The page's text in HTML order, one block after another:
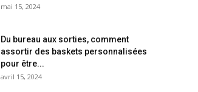
mai 15, 2024
Du bureau aux sorties, comment
assortir des baskets personnalisées
pour être...
avril 15, 2024